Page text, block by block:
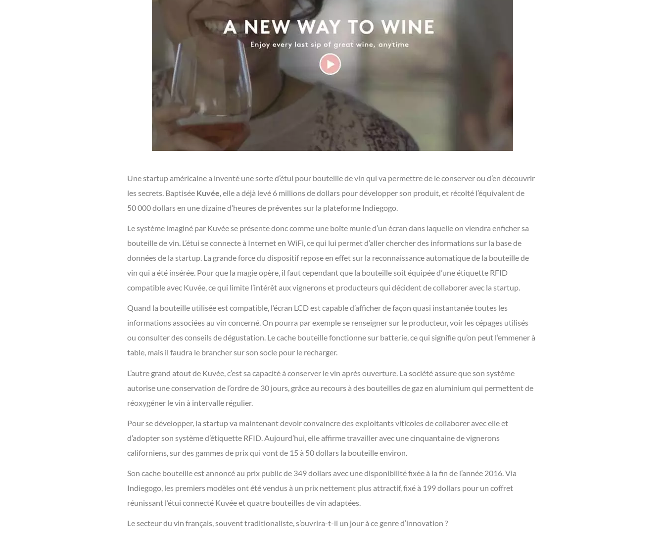
Une startup américaine a inventé une sorte d’étui pour bouteille de vin qui va permettre de le conserver ou d’en découvrir
les secrets. Baptisée Kuvée, elle a déjà levé 6 millions de dollars pour développer son produit, et récolté l’équivalent de
50 000 dollars en une dizaine d’heures de préventes sur la plateforme Indiegogo.
Le système imaginé par Kuvée se présente donc comme une boîte munie d’un écran dans laquelle on viendra enficher sa
bouteille de vin. L’étui se connecte à Internet en WiFi, ce qui lui permet d’aller chercher des informations sur la base de
données de la startup. La grande force du dispositif repose en effet sur la reconnaissance automatique de la bouteille de
vin qui a été insérée. Pour que la magie opère, il faut cependant que la bouteille soit équipée d’une étiquette RFID
compatible avec Kuvée, ce qui limite l’intérêt aux vignerons et producteurs qui décident de collaborer avec la startup.
Quand la bouteille utilisée est compatible, l’écran LCD est capable d’afficher de façon quasi instantanée toutes les
informations associées au vin concerné. On pourra par exemple se renseigner sur le producteur, voir les cépages utilisés
ou consulter des conseils de dégustation. Le cache bouteille fonctionne sur batterie, ce qui signifie qu’on peut l’emmener à
table, mais il faudra le brancher sur son socle pour le recharger.
L’autre grand atout de Kuvée, c’est sa capacité à conserver le vin après ouverture. La société assure que son système
autorise une conservation de l’ordre de 30 jours, grâce au recours à des bouteilles de gaz en aluminium qui permettent de
réoxygéner le vin à intervalle régulier.
Pour se développer, la startup va maintenant devoir convaincre des exploitants viticoles de collaborer avec elle et
d’adopter son système d’étiquette RFID. Aujourd’hui, elle affirme travailler avec une cinquantaine de vignerons
californiens, sur des gammes de prix qui vont de 15 à 50 dollars la bouteille environ.
Son cache bouteille est annoncé au prix public de 349 dollars avec une disponibilité fixée à la fin de l’année 2016. Via
Indiegogo, les premiers modèles ont été vendus à un prix nettement plus attractif, fixé à 199 dollars pour un coffret
réunissant l’étui connecté Kuvée et quatre bouteilles de vin adaptées.
Le secteur du vin français, souvent traditionaliste, s’ouvrira-t-il un jour à ce genre d’innovation ?